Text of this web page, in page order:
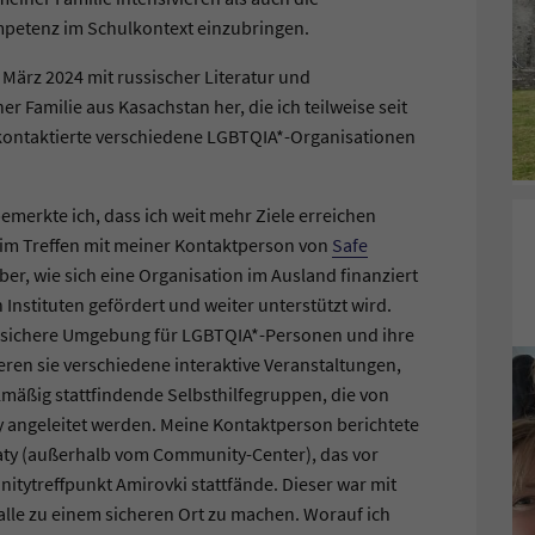
im Schulkontext einzubringen.
2024 mit russischer Literatur und
Familie aus Kasachstan her, die ich teilweise seit
verschiedene LGBTQIA*-Organisationen
ich, dass ich weit mehr Ziele erreichen
Treffen mit meiner Kontaktperson von Safe
wie sich eine Organisation im Ausland finanziert
gefördert und weiter unterstützt wird.
Umgebung für LGBTQIA*-Personen und ihre
sie verschiedene interaktive Veranstaltungen,
stattfindende Selbsthilfegruppen, die von
werden. Meine Kontaktperson berichtete
(außerhalb vom Community-Center), das vor
Amirovki stattfände. Dieser war mit
zu einem sicheren Ort zu machen. Worauf ich